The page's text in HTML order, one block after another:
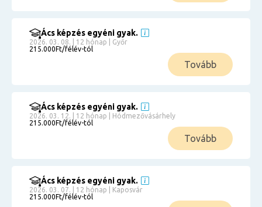
Ács képzés egyéni gyak.
2026. 03. 08. | 12 hónap | Győr
215.000Ft/félév-tól
Tovább
Ács képzés egyéni gyak.
2026. 03. 12. | 12 hónap | Hódmezővásárhely
215.000Ft/félév-tól
Tovább
Ács képzés egyéni gyak.
2026. 03. 07. | 12 hónap | Kaposvár
215.000Ft/félév-tól